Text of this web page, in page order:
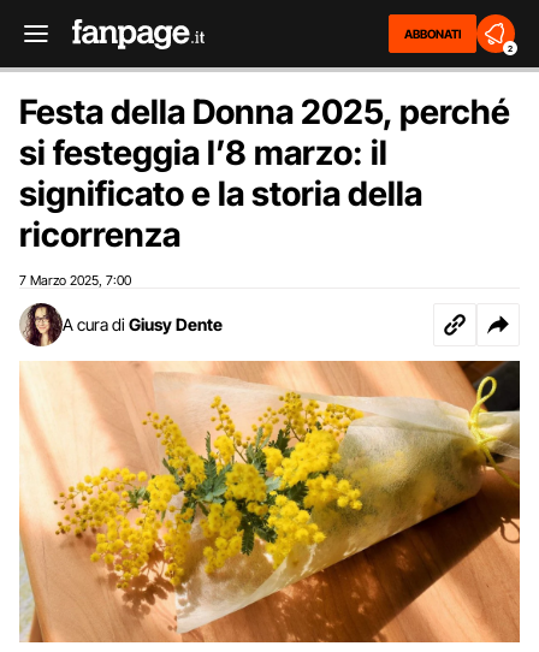
ABBONATI
2
Festa della Donna 2025, perché
si festeggia l’8 marzo: il
significato e la storia della
ricorrenza
7 Marzo 2025 7:00
A cura di Giusy Dente